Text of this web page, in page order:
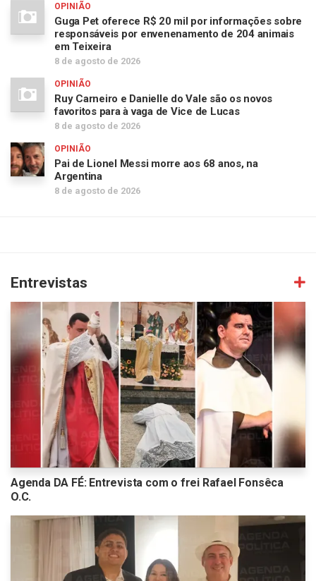
OPINIÃO
Guga Pet oferece R$ 20 mil por informações sobre
responsáveis por envenenamento de 204 animais
em Teixeira
8 de agosto de 2026
OPINIÃO
Ruy Carneiro e Danielle do Vale são os novos
favoritos para à vaga de Vice de Lucas
8 de agosto de 2026
OPINIÃO
Pai de Lionel Messi morre aos 68 anos, na
Argentina
8 de agosto de 2026
Entrevistas
Agenda DA FÉ: Entrevista com o frei Rafael Fonsêca
O.C.